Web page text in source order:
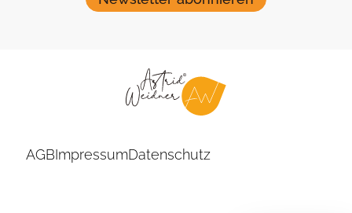
AGBImpressumDatenschutz